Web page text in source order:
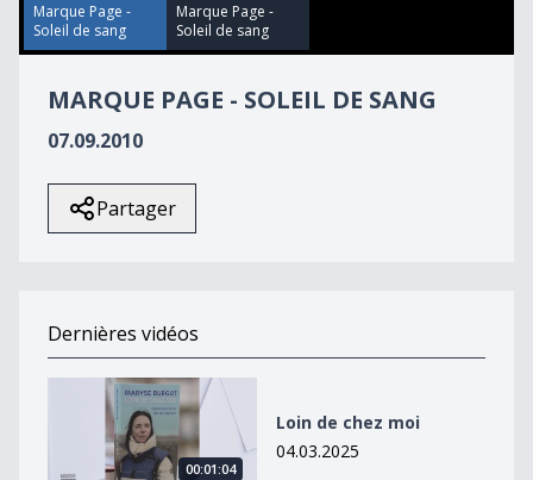
44
seconds
Marque Page -
Soleil de sang
Marque Page -
Soleil de sang
MARQUE PAGE - SOLEIL DE SANG
07.09.2010
Partager
Dernières vidéos
Loin de chez moi
00:01:04
Loin de chez moi
04.03.2025